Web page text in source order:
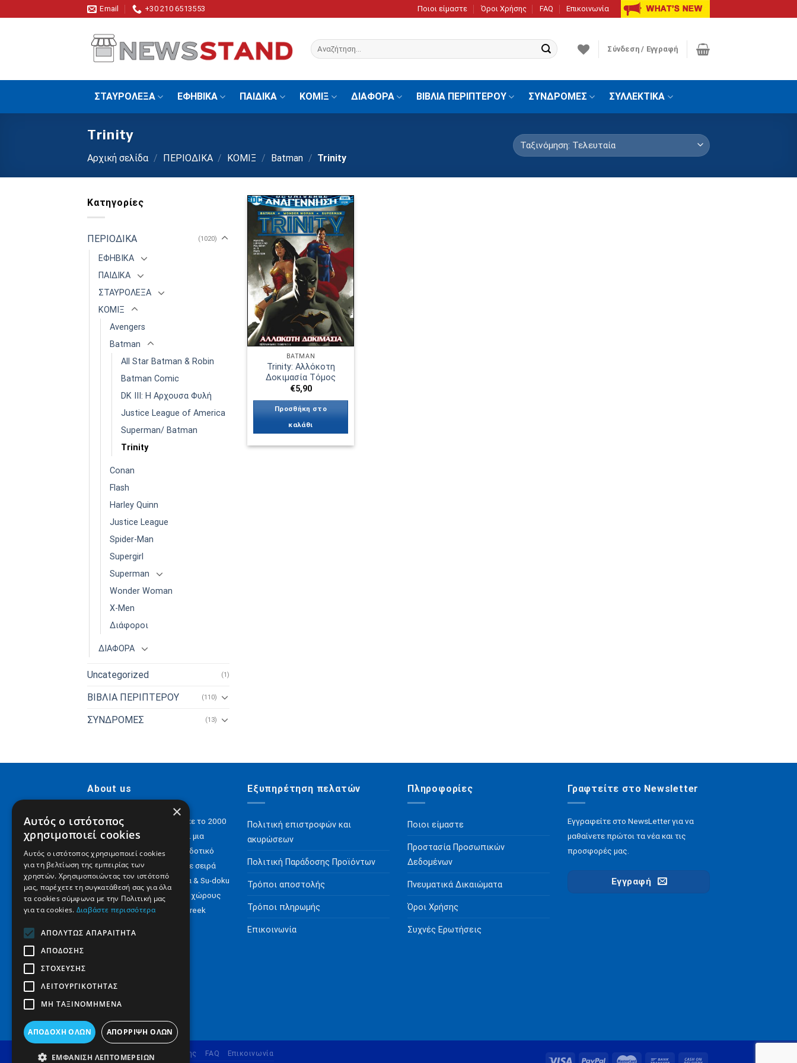
to
Email +30 210 6513553 Ποιοι είμαστε Όροι Χρήσης FAQ Επικοινωνία
Αναζήτηση
για:
Σύνδεση / Εγγραφή
ΣΤΑΥΡΟΛΕΞΑ ΕΦΗΒΙΚΑ ΠΑΙΔΙΚΑ ΚΟΜΙΞ ΔΙΑΦΟΡΑ ΒΙΒΛΙΑ ΠΕΡΙΠΤΕΡΟΥ ΣΥΝΔΡΟΜΕΣ ΣΥΛΛΕΚΤΙΚΑ
Trinity
Αρχική σελίδα / ΠΕΡΙΟΔΙΚΑ / ΚΟΜΙΞ / Batman / Trinity
Κατηγορίες
ΠΕΡΙΟΔΙΚΑ (1020)
ΕΦΗΒΙΚΑ
ΠΑΙΔΙΚΑ
ΣΤΑΥΡΟΛΕΞΑ
ΚΟΜΙΞ
Avengers
Batman
All Star Batman & Robin
Batman Comic
DK III: Η Αρχουσα Φυλή
Justice League of America
Superman/ Batman
Trinity
Conan
Flash
Harley Quinn
Justice League
Spider-Man
Supergirl
Superman
Wonder Woman
X-Men
Διάφοροι
ΔΙΑΦΟΡΑ
Uncategorized (1)
ΒΙΒΛΙΑ ΠΕΡΙΠΤΕΡΟΥ (110)
ΣΥΝΔΡΟΜΕΣ (13)
Πρόσθήκη
στην λίστα
επιθυμιών
BATMAN
Trinity: Αλλόκοτη
Δοκιμασία Τόμος
€5,90
Προσθήκη στο
καλάθι
About us
H Digital Content ΑΕ ιδρύθηκε το 2000
και σήμερα έχει να επιδείξει μια
αξιόλογη παρουσία στον εκδοτικό
χώρο με e-books αλλά και με σειρά
περιοδικών για Σταυρόλεξα & Su-doku
αλλά και έντυπα σε άλλους χώρους
όπως το ‘Minimarket‘ ή το ‘Greek
Εξυπηρέτηση πελατών
Πολιτική επιστροφών και
ακυρώσεων
Πολιτική Παράδοσης Προϊόντων
Τρόποι αποστολής
Τρόποι πληρωμής
Επικοινωνία
Πληροφορίες
Ποιοι είμαστε
Προστασία Προσωπικών
Δεδομένων
Πνευματικά Δικαιώματα
Όροι Χρήσης
Συχνές Ερωτήσεις
Γραφτείτε στο Newsletter
Εγγραφείτε στο NewsLetter για να
μαθαίνετε πρώτοι τα νέα και τις
προσφορές μας.
Εγγραφή
Ποιοι είμαστε Όροι Χρήσης FAQ Επικοινωνία
×
Αυτός ο ιστότοπος
χρησιμοποιεί cookies
Αυτός ο ιστότοπος χρησιμοποιεί cookies
για τη βελτίωση της εμπειρίας των
χρηστών. Χρησιμοποιώντας τον ιστότοπό
μας, παρέχετε τη συγκατάθεσή σας για όλα
τα cookies σύμφωνα με την Πολιτική μας
για τα cookies. Διαβάστε περισσότερα
ΑΠΟΛΎΤΩΣ ΑΠΑΡΑΊΤΗΤΑ
ΑΠΌΔΟΣΗΣ
ΣΤΌΧΕΥΣΗΣ
ΛΕΙΤΟΥΡΓΙΚΌΤΗΤΑΣ
ΜΗ ΤΑΞΙΝΟΜΗΜΈΝΑ
ΑΠΟΔΟΧΉ ΌΛΩΝ ΑΠΌΡΡΙΨΗ ΌΛΩΝ
ΕΜΦΆΝΙΣΗ ΛΕΠΤΟΜΕΡΕΙΏΝ